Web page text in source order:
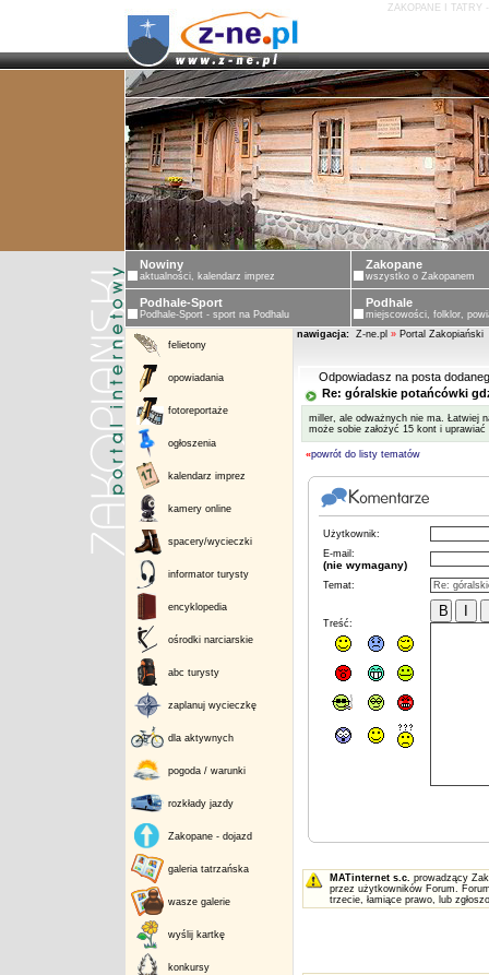
ZAKOPANE I TATRY
Nowiny
aktualności, kalendarz imprez
Zakopane
wszystko o Zakopanem
Podhale-Sport
Podhale-Sport - sport na Podhalu
Podhale
miejscowości, folklor,
felietony
opowiadania
fotoreportaże
ogłoszenia
kalendarz imprez
kamery online
spacery/wycieczki
informator turysty
encyklopedia
ośrodki narciarskie
abc turysty
zaplanuj wycieczkę
dla aktywnych
pogoda / warunki
rozkłady jazdy
Zakopane - dojazd
galeria tatrzańska
wasze galerie
wyślij kartkę
konkursy
nawigacja: Z-ne.pl » Portal Zakopiański
Odpowiadasz na posta
Re: góralskie potańcówki
miller, ale odważnych nie ma. Łatwiej
może sobie założyć 15 kont i
«powrót do listy tematów
Użytkownik:
E-mail:
(nie wymagany)
Temat:
Treść:
MATinternet s.c. prowadzący
przez użytkowników Forum.
trzecie, łamiące prawo, lub